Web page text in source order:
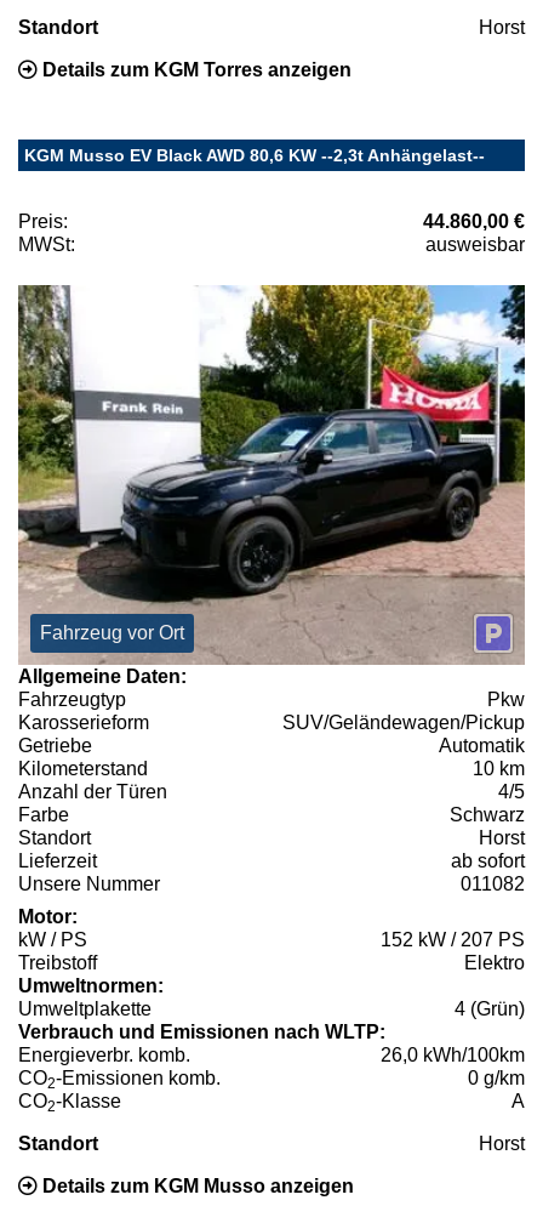
Standort Horst
Details zum KGM Torres anzeigen
KGM Musso EV Black AWD 80,6 KW --2,3t Anhängelast--
Preis:
44.860,00 €
MWSt:
ausweisbar
Fahrzeug vor Ort
Allgemeine Daten:
Fahrzeugtyp
Pkw
Karosserieform
SUV/Geländewagen/Pickup
Getriebe
Automatik
Kilometerstand
10 km
Anzahl der Türen
4/5
Farbe
Schwarz
Standort
Horst
Lieferzeit
ab sofort
Unsere Nummer
011082
Motor:
kW / PS
152 kW / 207 PS
Treibstoff
Elektro
Umweltnormen:
Umweltplakette
4 (Grün)
Verbrauch und Emissionen nach WLTP:
Energieverbr. komb.
26,0 kWh/100km
CO2-Emissionen komb.
0 g/km
CO2-Klasse A
Standort Horst
Details zum KGM Musso anzeigen